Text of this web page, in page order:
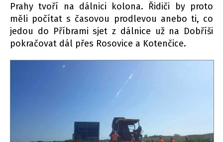
Prahy tvoří na dálnici kolona. Řidiči by proto
měli počítat s časovou prodlevou anebo ti, co
jedou do Příbrami sjet z dálnice už na Dobříši
pokračovat dál přes Rosovice a Kotenčice.